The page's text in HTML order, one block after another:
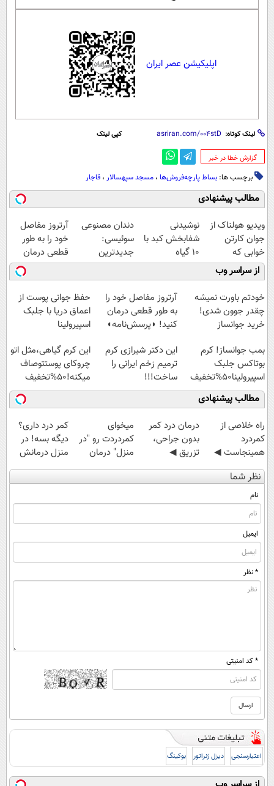
اپلیکیشن عصر ایران
لینک کوتاه: کپی لینک
‌گزارش خطا در خبر
برچسب ها: بساط پارچه‌فروش‌ها ، مسجد سپهسالار ، قاجار
مطالب پیشنهادی
ویدیو هولناک از
جوان کارتن
خوابی که
میلیاردر شد.
آموزش رایگان
نوشیدنی
شفابخش کبد با
10 گیاه
موثر(تخفیف تا
امشب)
دندان مصنوعی
سوئیسی:
جدیدترین
فناوری اروپا،
سبک و مقاوم |
پرداخت قسطی
آرتروز مفاصل
خود را به طور
قطعی درمان
کنید!
◗پرسش‌نامه◖
از سراسر وب
خودتم باورت نمیشه
چقدر جوون شدی!
خرید جوانساز
ویژه
آرتروز مفاصل خود را
به طور قطعی درمان
کنید! ◗پرسش‌نامه◖
حفظ جوانی پوست از
اعماق دریا با جلبک
اسپیرولینا
بمب جوانساز! کرم
بوتاکس جلبک
اسپیرولینا50%تخفیف
این دکتر شیرازی کرم
ترمیم زخم ایرانی را
ساخت!!!
این کرم گیاهی،مثل اتو
چروکای پوستتوصاف
میکنه!50%تخفیف
مطالب پیشنهادی
‌راه خلاصی از
کمردرد
همینجاست ◀
فقط کافیه فرم
رو پر کنی!
درمان درد کمر
بدون جراحی،
تزریق ◀
پرسش‌نامه رو پر
کن ▶
میخوای
کمردردت رو "در
منزل" درمان
کنی؟ (◂فیلم +
◂پرسش‌نامه)
کمر درد داری؟
دیگه بسه! در
منزل درمانش
کن
(◀پرسش‌نامه)
نظر شما
نام
ایمیل
* نظر
* کد امنیتی
اعتبارسنجی دیزل ژنراتور بوکینگ